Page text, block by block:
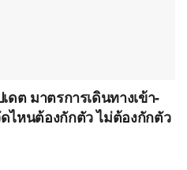
ดต มาตรการเดินทางเข้า-
ไหนต้องกักตัว ไม่ต้องกักตัว